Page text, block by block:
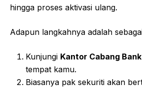
hingga proses aktivasi ulang.
Adapun langkahnya adalah
Kunjungi Kantor Cabang
tempat kamu.
Biasanya pak sekuriti akan